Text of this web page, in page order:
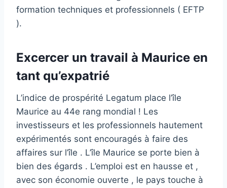
formation techniques et professionnels ( EFTP
).
Excercer un travail à Maurice en
tant qu’expatrié
L’indice de prospérité Legatum place l’île
Maurice au 44e rang mondial ! Les
investisseurs et les professionnels hautement
expérimentés sont encouragés à faire des
affaires sur l’île . L’île Maurice se porte bien à
bien des égards . L’emploi est en hausse et ,
avec son économie ouverte , le pays touche à